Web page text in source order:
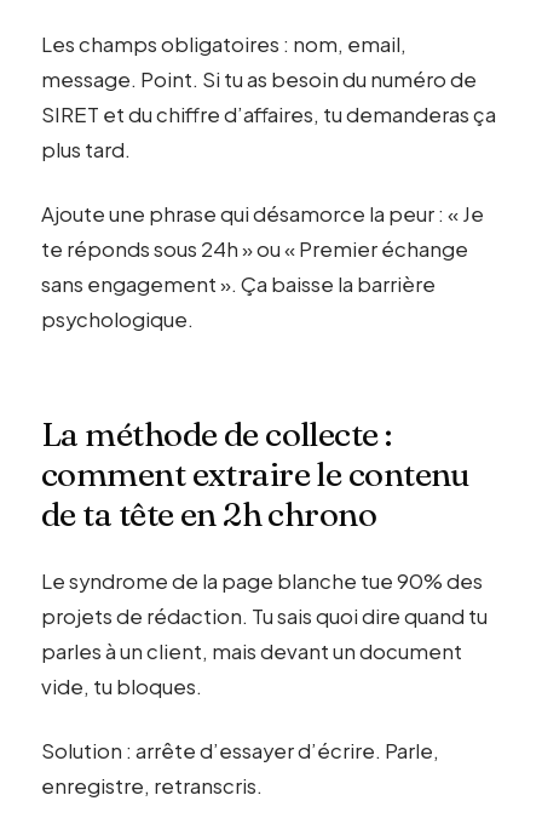
Les champs obligatoires : nom, email,
message. Point. Si tu as besoin du numéro de
SIRET et du chiffre d’affaires, tu demanderas ça
plus tard.
Ajoute une phrase qui désamorce la peur : « Je
te réponds sous 24h » ou « Premier échange
sans engagement ». Ça baisse la barrière
psychologique.
La méthode de collecte :
comment extraire le contenu
de ta tête en 2h chrono
Le syndrome de la page blanche tue 90% des
projets de rédaction. Tu sais quoi dire quand tu
parles à un client, mais devant un document
vide, tu bloques.
Solution : arrête d’essayer d’écrire. Parle,
enregistre, retranscris.